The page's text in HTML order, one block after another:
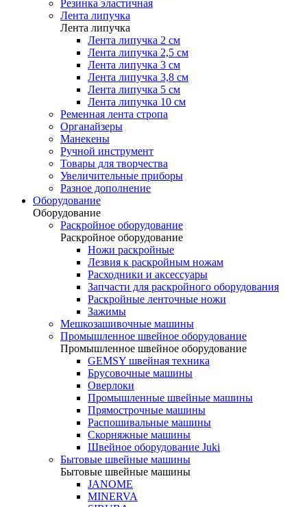
Резинка эластичная
Лента липучка
Лента липучка
Лента липучка 2 см
Лента липучка 2,5 см
Лента липучка 3 см
Лента липучка 3,8 см
Лента липучка 5 см
Лента липучка 10 см
Ременная лента стропа
Органайзеры
Манекены
Ручной инструмент
Товары для творчества
Увеличительные приборы
Разное дополнение
Оборудование
Оборудование
Раскройное оборудование
Раскройное оборудование
Ножи раскройные
Лезвия к раскройным ножам
Расходники и аксессуары
Запчасти для раскройного оборудования
Раскройные ленточные ножи
Зажимы
Мешкозашивочные машины
Промышленное швейное оборудование
Промышленное швейное оборудование
GEMSY швейная техника
Брусовочные машины
Оверлоки
Промышленные швейные машины
Прямострочные машины
Распошивальные машины
Скорняжные машины
Швейное оборудование Juki
Бытовые швейные машины
Бытовые швейные машины
JANOME
MINERVA